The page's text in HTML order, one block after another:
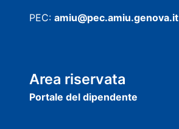
PEC: amiu@pec.amiu.genova.it
Area riservata
Portale del dipendente